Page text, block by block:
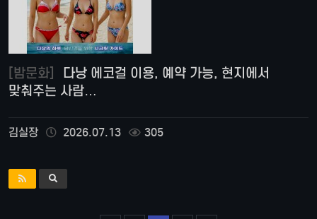
[밤문화]
맞춰주는 사람…
김실장 2026.07.13 305